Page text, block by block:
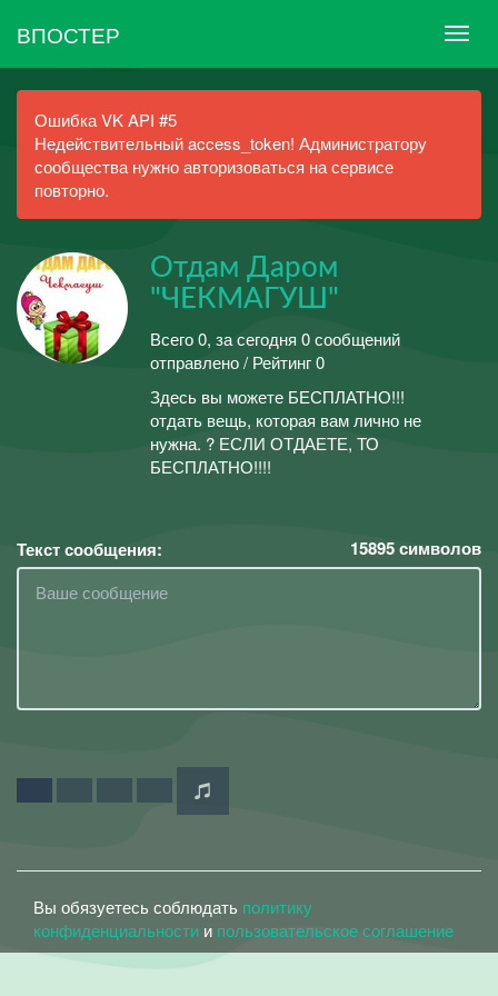
ВПОСТЕР
Ошибка VK API #5
Недействительный access_token! Администратору
сообщества нужно авторизоваться на сервисе
повторно.
Отдам Даром
"ЧЕКМАГУШ"
Всего 0, за сегодня 0 сообщений
отправлено / Рейтинг 0
Здесь вы можете БЕСПЛАТНО!!!
отдать вещь, которая вам лично не
нужна. ? ЕСЛИ ОТДАЕТЕ, ТО
БЕСПЛАТНО!!!!
Текст сообщения: 15895символов
Вы обязуетесь соблюдать политику
конфиденциальности и пользовательское соглашение